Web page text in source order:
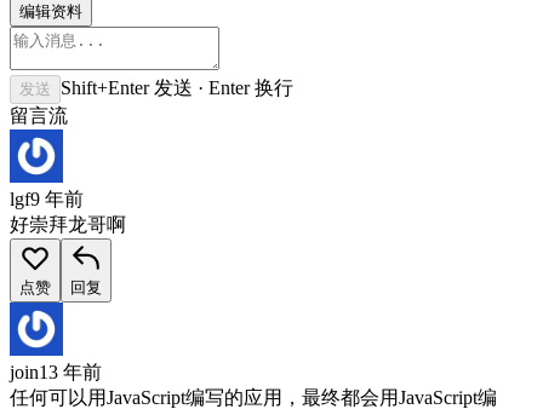
编辑资料
发送
Shift+Enter 发送 · Enter 换行
留言流
lgf9 年前
好崇拜龙哥啊
点赞 回复
join13 年前
任何可以用JavaScript编写的应用，最终都会用JavaScript编